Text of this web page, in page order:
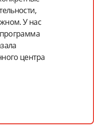
У нас
центра